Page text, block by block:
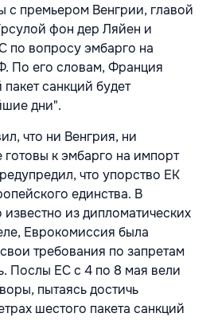
с премьером Венгрии, главой
фон дер Ляйен и
по вопросу эмбарго на
По его словам, Франция
санкций будет
дни".
что ни Венгрия, ни
к эмбарго на импорт
что упорство ЕК
единства. В
известно из дипломатических
Еврокомиссия была
требования по запретам
Послы ЕС с 4 по 8 мая вели
пытаясь достичь
шестого пакета санкций